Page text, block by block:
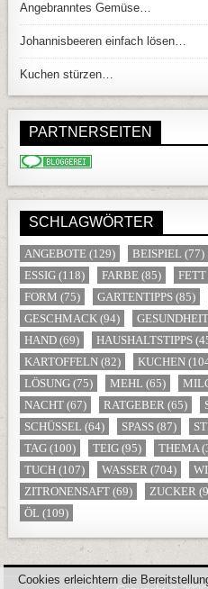
Angebranntes Gemüse…
Johannisbeeren einfach lösen…
Kuchen stürzen…
PARTNERSEITEN
SCHLAGWÖRTER
ANGEBOTE (129) BEISPIEL (77)
ESSIG (118) FARBE (85) FETT
FORM (75) GARTENTIPPS (85)
GESCHMACK (94)
HAND (69) HAUSHALTSTIPPS
KARTOFFELN (82) KUCHEN
LÖSUNG (75) MEHL (65)
NACHT (67) RATGEBER (65)
SCHÜSSEL (64) SPASS (87)
TAG (100) TEIG (95) THEMA
TUCH (107) WASSER (704)
ZITRONENSAFT (69) ZUCKER
ÖL (109)
Cookies erleichtern die